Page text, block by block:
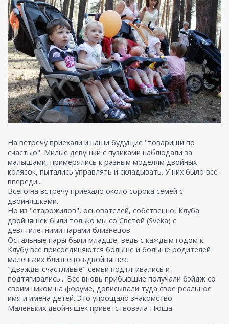
На встречу приехали и наши будущие "товарищи по
счастью". Милые девушки с пузиками наблюдали за
малышами, примерялись к разным моделям двойных
колясок, пытались управлять и складывать. У них было все
впереди...
Всего на встречу приехало около сорока семей с
двойняшками.
Но из "старожилов", основателей, собственно, Клуба
двойняшек были только мы со Светой (Sveka) с
девятилетними парами близнецов.
Остальные пары были младше, ведь с каждым годом к
Клубу все присоединяются больше и больше родителей
маленьких близнецов-двойняшек.
"Дважды счастливые" семьи подтягивались и
подтягивались... Все вновь прибывшие получали бэйдж со
своим ником на форуме, дописывали туда свое реальное
имя и имена детей. Это упрощало знакомство.
Маленьких двойняшек приветствовала Нюша.